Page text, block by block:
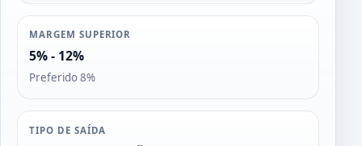
MARGEM SUPERIOR
5% - 12%
Preferido 8%
TIPO DE SAÍDA